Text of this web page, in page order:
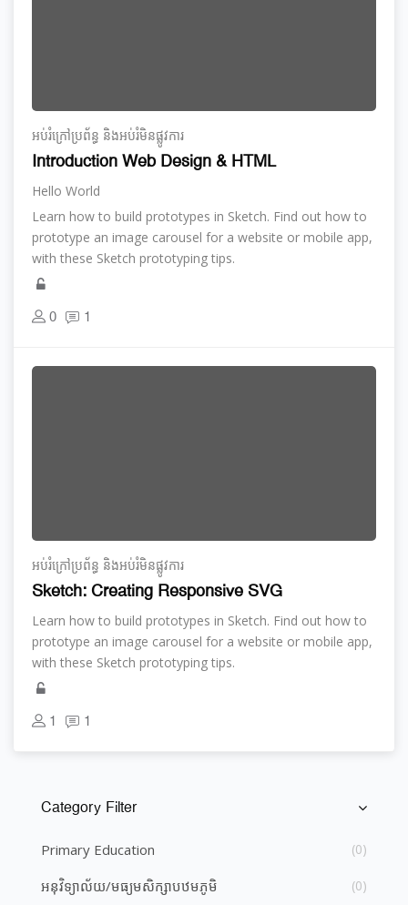
អប់រំ​ក្រៅ​ប្រព័ន្ធ និង​​អប់រំ​មិន​ផ្លូវ​ការ
Introduction Web Design & HTML
Hello World
Learn how to build prototypes in Sketch. Find out how to
prototype an image carousel for a website or mobile app,
with these Sketch prototyping tips.
0 1
អប់រំ​ក្រៅ​ប្រព័ន្ធ និង​​អប់រំ​មិន​ផ្លូវ​ការ
Sketch: Creating Responsive SVG
Learn how to build prototypes in Sketch. Find out how to
prototype an image carousel for a website or mobile app,
with these Sketch prototyping tips.
1 1
Skip [Cocoon] Course Categories List
Category Filter
Primary Education (0)
អនុវិទ្យាល័យ/មធ្យម​សិក្សា​បឋមភូមិ (0)